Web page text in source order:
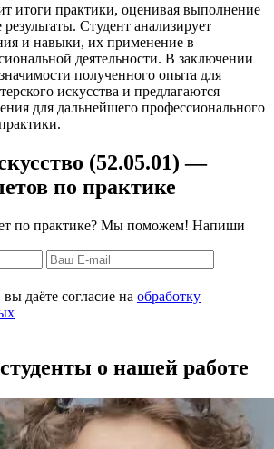
итоги практики, оценивая выполнение
Студент анализирует
и навыки, их применение в
деятельности. В заключении
полученного опыта для
искусства и предлагаются
для дальнейшего профессионального
(52.05.01) —
по практике
по практике? Мы поможем! Напиши
даёте согласие на обработку
о нашей работе